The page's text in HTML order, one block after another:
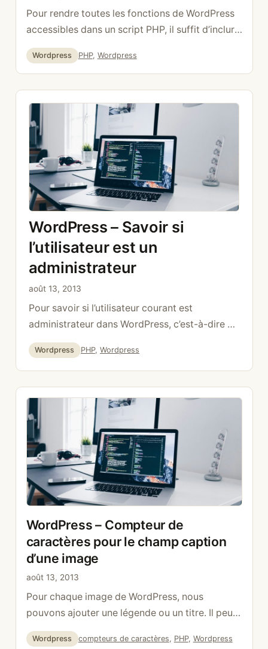
Pour rendre toutes les fonctions de WordPress
accessibles dans un script PHP, il suffit d’inclure
wp-load.php require_once(‘../wp-load.php’);
pour tester, on peut par exemple afficher la
version de WordPress $blog_info =
get_bloginfo(‘version’); print_r($blog_info);
Catégories
Wordpress Étiquettes
PHP, Wordpress
WordPress – Savoir si
l’utilisateur est un
administrateur
août 13, 2013
Pour savoir si l’utilisateur courant est
administrateur dans WordPress, c’est-à-dire s’il
a le droit de configurer des options: if( !
current_user_can( ‘manage_options’ ) ) { echo
« You are not admin »; } else { echo « You are
an admin »; }
Catégories
Wordpress Étiquettes
PHP, Wordpress
WordPress – Compteur de
caractères pour le champ caption
d’une image
août 13, 2013
Pour chaque image de WordPress, nous
pouvons ajouter une légende ou un titre. Il peut
être utile d’y ajouter un compteur. Pour ce faire,
il faut utiliser les deux hooks admin_head-
Catégories
Wordpress Étiquettes
compteurs de caractères, PHP, Wordpress